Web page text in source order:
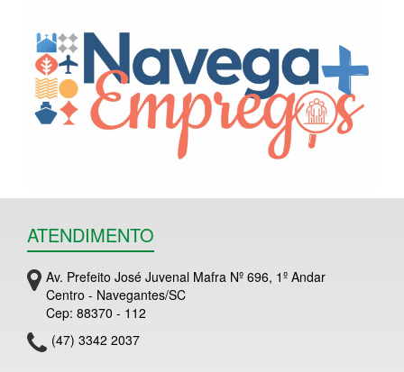
ATENDIMENTO
Av. Prefeito José Juvenal Mafra Nº 696, 1º Andar
Centro - Navegantes/SC
Cep: 88370 - 112
(47) 3342 2037